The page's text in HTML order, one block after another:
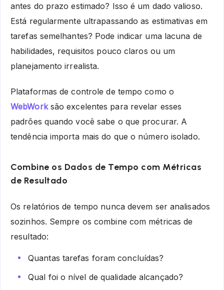
antes do prazo estimado? Isso é um dado valioso.
Está regularmente ultrapassando as estimativas em
tarefas semelhantes? Pode indicar uma lacuna de
habilidades, requisitos pouco claros ou um
planejamento irrealista.
Plataformas de controle de tempo como o
WebWorksão excelentes para revelar esses
padrões quando você sabe o que procurar. A
tendência importa mais do que o número isolado.
Combine os Dados de Tempo com Métricas
de Resultado
Os relatórios de tempo nunca devem ser analisados
sozinhos. Sempre os combine com métricas de
resultado:
Quantas tarefas foram concluídas?
Qual foi o nível de qualidade alcançado?